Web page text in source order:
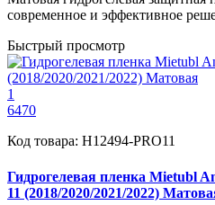
современное и эффективное
Быстрый просмотр
1
6470
Код товара: H12494-PRO11
Гидрогелевая пленка Mietubl
11 (2018/2020/2021/2022)